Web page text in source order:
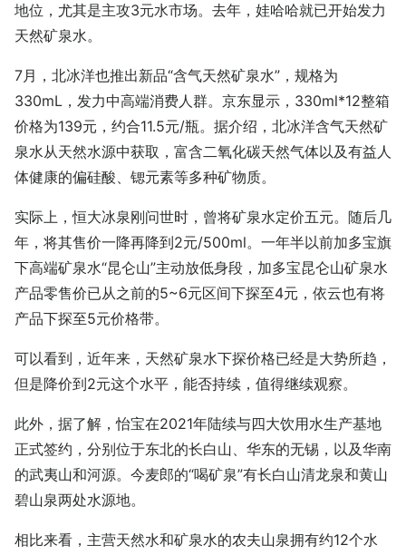
地位，尤其是主攻3元水市场。去年，娃哈哈就已开始发力
天然矿泉水。
7月，北冰洋也推出新品“含气天然矿泉水”，规格为
330mL，发力中高端消费人群。京东显示，330ml*12整箱
价格为139元，约合11.5元/瓶。据介绍，北冰洋含气天然矿
泉水从天然水源中获取，富含二氧化碳天然气体以及有益人
体健康的偏硅酸、锶元素等多种矿物质。
实际上，恒大冰泉刚问世时，曾将矿泉水定价五元。随后几
年，将其售价一降再降到2元/500ml。一年半以前加多宝旗
下高端矿泉水“昆仑山”主动放低身段，加多宝昆仑山矿泉水
产品零售价已从之前的5~6元区间下探至4元，依云也有将
产品下探至5元价格带。
可以看到，近年来，天然矿泉水下探价格已经是大势所趋，
但是降价到2元这个水平，能否持续，值得继续观察。
此外，据了解，怡宝在2021年陆续与四大饮用水生产基地
正式签约，分别位于东北的长白山、华东的无锡，以及华南
的武夷山和河源。今麦郎的“喝矿泉”有长白山清龙泉和黄山
碧山泉两处水源地。
相比来看，主营天然水和矿泉水的农夫山泉拥有约12个水